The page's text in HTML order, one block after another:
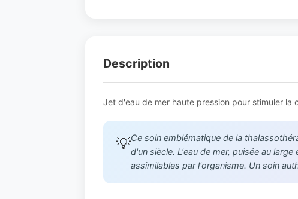
Description
Jet d'eau de mer haute pression pour stimuler la
💡Ce soin emblématique de la
d'un siècle. L'eau de mer, puisée au
assimilables par l'organisme. Un soin